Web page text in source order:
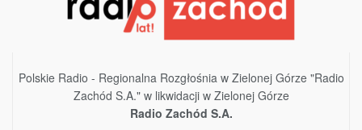
Polskie Radio - Regionalna Rozgłośnia w Zielonej Górze "Radio
Zachód S.A." w likwidacji w Zielonej Górze
Radio Zachód S.A.